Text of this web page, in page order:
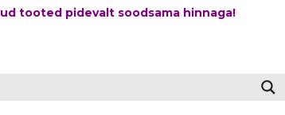
tooted pidevalt soodsama hinnaga!